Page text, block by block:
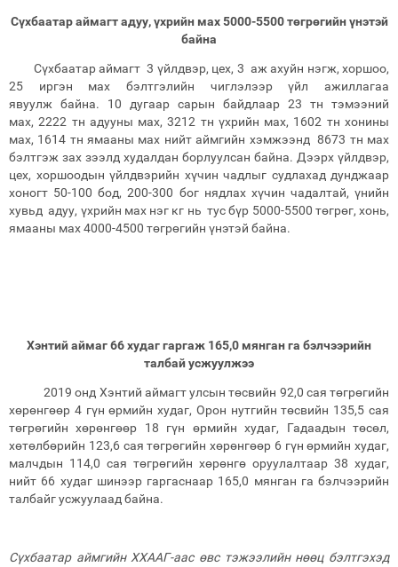
Сүхбаатар аймагтадуу, үхрийн мах5000-5500төгрөгийн үнэтэй
байна
Сүхбаатар аймагт 3 үйлдвэр, цех, 3 аж ахуйн нэгж, хоршоо,
25 иргэн мах бэлтгэлийн чиглэлээр үйл ажиллагаа
явуулж байна. 10 дугаар сарын байдлаар 23 тн тэмээний
мах, 2222 тн адууны мах, 3212 тн үхрийн мах, 1602 тн хонины
мах, 1614 тн ямааны мах нийт аймгийн хэмжээнд 8673 тн мах
бэлтгэж зах зээлд худалдан борлуулсан байна. Дээрх үйлдвэр,
цех, хоршоодын үйлдвэрийн хүчин чадлыг судлахад дунджаар
хоногт 50-100 бод, 200-300 бог нядлах хүчин чадалтай, үнийн
хувьд адуу, үхрийн мах нэг кг нь тус бүр 5000-5500 төгрөг, хонь,
ямааны мах 4000-4500 төгрөгийн үнэтэй байна.
Хэнтий аймаг66худаг гаргаж 165,0 мянган га бэлчээрийн
талбай усжуулжээ
2019 онд Хэнтий аймагт улсын төсвийн 92,0 сая төгрөгийн
хөрөнгөөр 4 гүн өрмийн худаг, Орон нутгийн төсвийн 135,5 сая
төгрөгийн хөрөнгөөр 18 гүн өрмийн худаг, Гадаадын төсөл,
хөтөлбөрийн 123,6 сая төгрөгийн хөрөнгөөр 6 гүн өрмийн худаг,
малчдын 114,0 сая төгрөгийн хөрөнгө оруулалтаар 38 худаг,
нийт 66 худаг шинээр гаргаснаар 165,0 мянган га бэлчээрийн
талбайг усжуулаад байна.
Сүхбаатар аймгийн ХХААГ-аас өвс тэжээлийн нөөц бэлтгэхэд